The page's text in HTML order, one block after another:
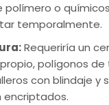
polímero o
temporalmente.
Requeriría un
polígonos de
con blindaje y
encriptados.